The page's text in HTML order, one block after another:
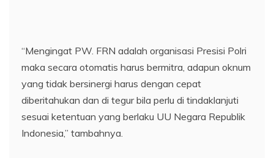
“Mengingat PW. FRN adalah organisasi Presisi Polri
maka secara otomatis harus bermitra, adapun oknum
yang tidak bersinergi harus dengan cepat
diberitahukan dan di tegur bila perlu di tindaklanjuti
sesuai ketentuan yang berlaku UU Negara Republik
Indonesia,” tambahnya.